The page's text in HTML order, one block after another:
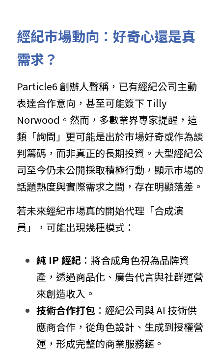
經紀市場動向：好奇心還是真
需求？
Particle6 創辦人聲稱，已有經紀公司主動
表達合作意向，甚至可能簽下 Tilly
Norwood。然而，多數業界專家提醒，這
類「詢問」更可能是出於市場好奇或作為談
判籌碼，而非真正的長期投資。大型經紀公
司至今仍未公開採取積極行動，顯示市場的
話題熱度與實際需求之間，存在明顯落差。
若未來經紀市場真的開始代理「合成演
員」，可能出現幾種模式：
純 IP 經紀 ：將合成角色視為品牌資
產，透過商品化、廣告代言與社群運營
來創造收入。
技術合作打包 ：經紀公司與 AI 技術供
應商合作，從角色設計、生成到授權營
運，形成完整的商業服務鏈。